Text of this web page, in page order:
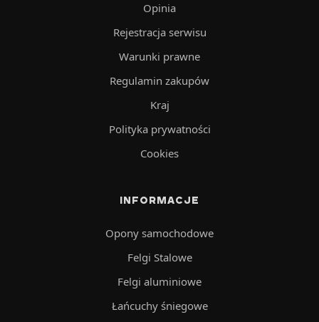
Opinia
Rejestracja serwisu
Warunki prawne
Regulamin zakupów
Kraj
Polityka prywatności
Cookies
INFORMACJE
Opony samochodowe
Felgi Stalowe
Felgi aluminiowe
Łańcuchy śniegowe